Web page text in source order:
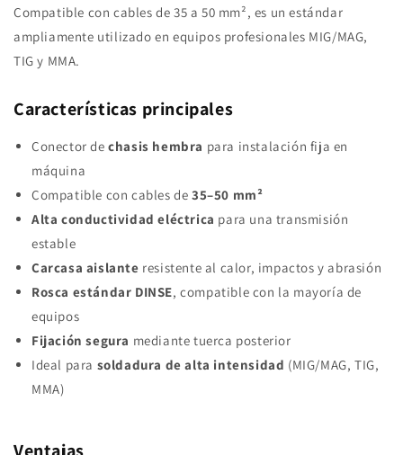
Compatible con cables de 35 a 50 mm², es un estándar
ampliamente utilizado en equipos profesionales MIG/MAG,
TIG y MMA.
Características principales
Conector dechasis hembra para instalación fija en
máquina
Compatible con cables de 35–50 mm²
Alta conductividad eléctrica para una transmisión
estable
Carcasa aislante resistente al calor, impactos y abrasión
Rosca estándar DINSE, compatible con la mayoría de
equipos
Fijación segura mediante tuerca posterior
Ideal para soldadura de alta intensidad (MIG/MAG, TIG,
MMA)
Ventajas